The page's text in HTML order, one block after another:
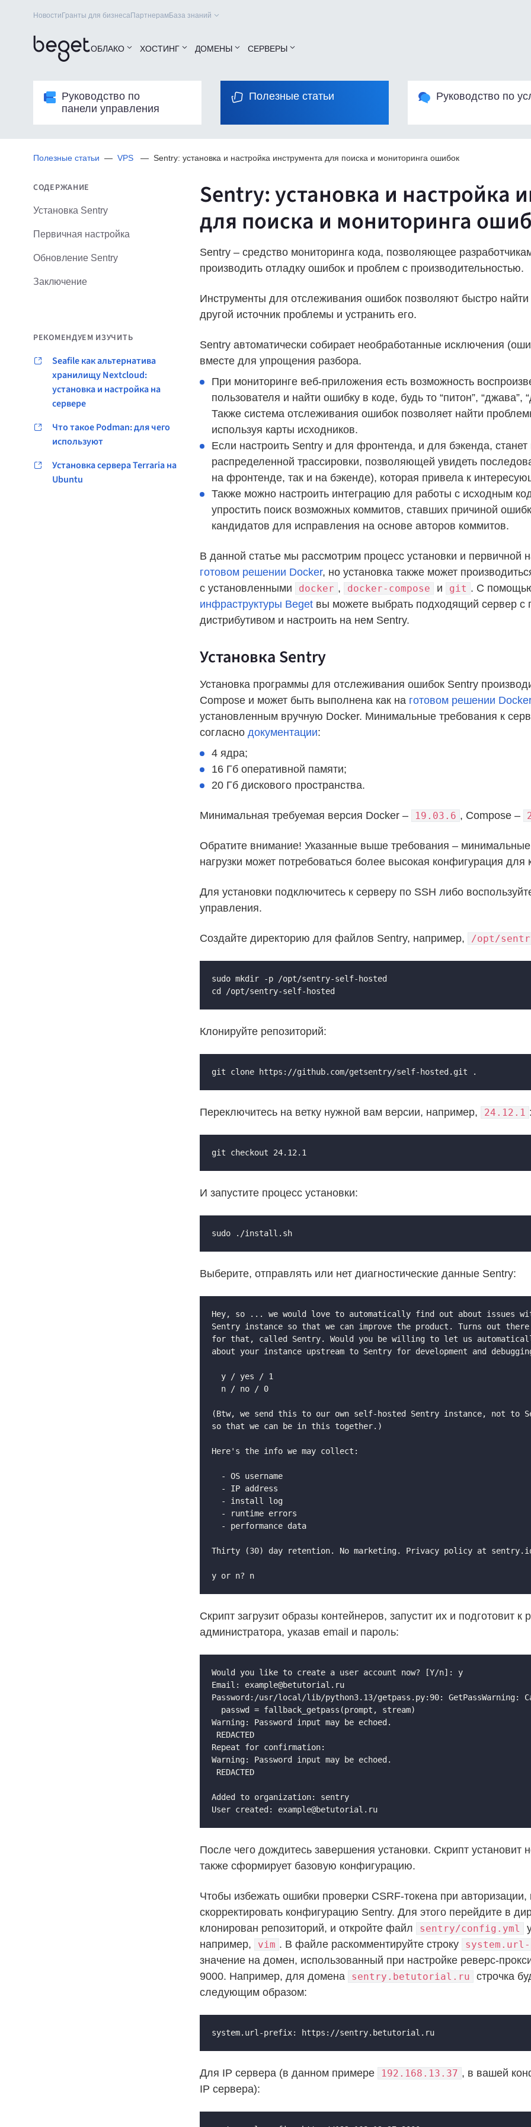
Новости Гранты для бизнесаПартнерамБаза знаний
ОБЛАКО ХОСТИНГ ДОМЕНЫ СЕРВЕРЫ
Руководство по
панели управления
Полезные статьи Руководство по
Полезные статьи VPS Sentry: установка и настройка инструмента для поиска и мониторинга ошибок
СОДЕРЖАНИЕ
Установка Sentry
Первичная настройка
Обновление Sentry
Заключение
РЕКОМЕНДУЕМ ИЗУЧИТЬ
Seafile как альтернатива
хранилищу Nextcloud:
установка и настройка на
сервере
Что такое Podman: для чего
используют
Установка сервера Terraria на
Ubuntu
Sentry: установка и настройка
для поиска и мониторинга
Sentry – средство мониторинга кода, позволяющее
производить отладку ошибок и проблем с производительностью.
Инструменты для отслеживания ошибок позволяют быстро
другой источник проблемы и устранить его.
Sentry автоматически собирает необработанные исключения
вместе для упрощения разбора.
При мониторинге веб-приложения есть возможность
пользователя и найти ошибку в коде, будь то “питон”, “джава”,
Также система отслеживания ошибок позволяет найти
используя карты исходников.
Если настроить Sentry и для фронтенда, и для бэкенда,
распределенной трассировки, позволяющей увидеть
на фронтенде, так и на бэкенде), которая привела к
Также можно настроить интеграцию для работы с исходным
упростить поиск возможных коммитов, ставших причиной
кандидатов для исправления на основе авторов коммитов.
В данной статье мы рассмотрим процесс установки и первичной
готовом решении Docker, но установка также может
с установленными
docker , docker-compose и git . С
инфраструктуры Begetвы можете выбрать подходящий сервер с
дистрибутивом и настроить на нем Sentry.
Установка Sentry
Установка программы для отслеживания ошибок Sentry
Compose и может быть выполнена как на готовом решении Docker
установленным вручную Docker. Минимальные требования к
согласнодокументации:
4 ядра;
16 Гб оперативной памяти;
20 Гб дискового пространства.
Минимальная требуемая версия Docker – 19.03.6 , Compose –
Обратите внимание! Указанные выше требования –
нагрузки может потребоваться более высокая конфигурация для
Для установки подключитесь к серверу по SSH либо
управления.
Создайте директорию для файлов Sentry, например, /opt/
sudo mkdir -p /opt/sentry-self-hosted
cd /opt/sentry-self-hosted
Клонируйте репозиторий:
git clone https://github.com/getsentry/self-hosted.git .
Переключитесь на ветку нужной вам версии, например, 24.12.1 :
git checkout 24.12.1
И запустите процесс установки:
sudo ./install.sh
Выберите, отправлять или нет диагностические данные Sentry:
Hey, so ... we would love to automatically find out about issues
Sentry instance so that we can improve the product. Turns out
for that, called Sentry. Would you be willing to let us
about your instance upstream to Sentry for development and
  y / yes / 1
  n / no / 0
(Btw, we send this to our own self-hosted Sentry instance, not to
so that we can be in this together.)
Here's the info we may collect:
  - OS username
  - IP address
  - install log
  - runtime errors
  - performance data
Thirty (30) day retention. No marketing. Privacy policy at
y or n? n
Скрипт загрузит образы контейнеров, запустит их и подготовит к
администратора, указав email и пароль:
Would you like to create a user account now? [Y/n]: y
Email: example@betutorial.ru
Password:/usr/local/lib/python3.13/getpass.py:90: GetPassWarning:
  passwd = fallback_getpass(prompt, stream)
Warning: Password input may be echoed.
REDACTED
Repeat for confirmation:
Warning: Password input may be echoed.
REDACTED
Added to organization: sentry
User created: example@betutorial.ru
После чего дождитесь завершения установки. Скрипт
также сформирует базовую конфигурацию.
Чтобы избежать ошибки проверки CSRF-токена при
скорректировать конфигурацию Sentry. Для этого перейдите в
клонирован репозиторий, и откройте файл
sentry/config.yml
например,
vim . В файле раскомментируйте строку
значение на домен, использованный при настройке реверс-
9000. Например, для домена
sentry.betutorial.ru
строчка
следующим образом:
system.url-prefix: https://sentry.betutorial.ru
Для IP сервера (в данном примере 192.168.13.37 , в вашей
IP сервера):